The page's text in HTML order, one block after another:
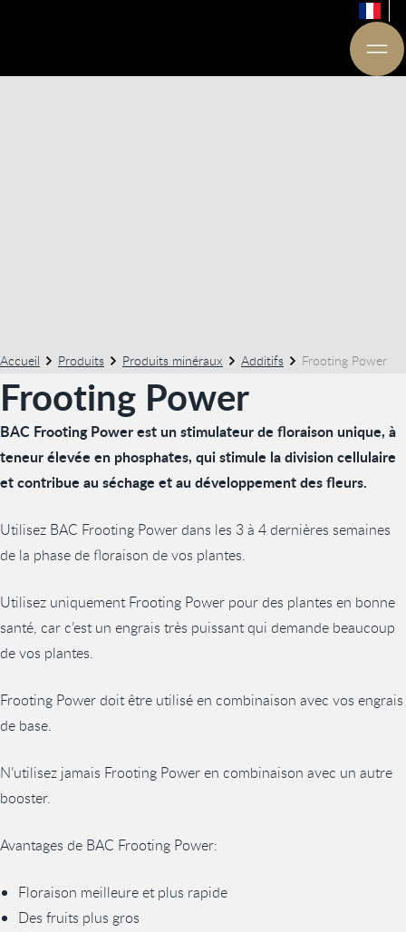
Accueil Produits Produits minéraux Additifs Frooting Power
Frooting Power
BAC Frooting Power est un stimulateur de floraison unique, à
teneur élevée en phosphates, qui stimule la division cellulaire
et contribue au séchage et au développement des fleurs.
Utilisez BAC Frooting Power dans les 3 à 4 dernières semaines
de la phase de floraison de vos plantes.
Utilisez uniquement Frooting Power pour des plantes en bonne
santé, car c’est un engrais très puissant qui demande beaucoup
de vos plantes.
Frooting Power doit être utilisé en combinaison avec vos engrais
de base.
N’utilisez jamais Frooting Power en combinaison avec un autre
booster.
Avantages de BAC Frooting Power:
Floraison meilleure et plus rapide
Des fruits plus gros